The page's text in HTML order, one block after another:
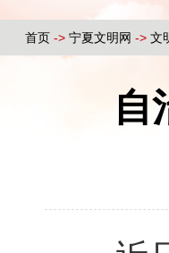
首页 -> 宁夏文明网 -> 文
自